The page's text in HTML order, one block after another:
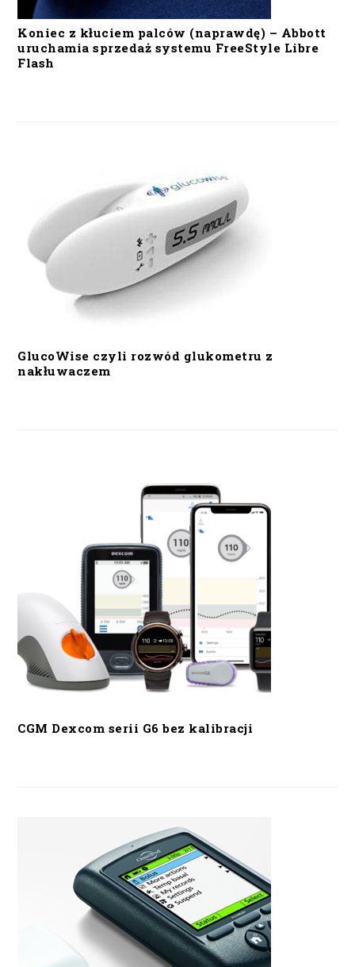
Koniec z kłuciem palców (naprawdę) – Abbott
uruchamia sprzedaż systemu FreeStyle Libre
Flash
GlucoWise czyli rozwód glukometru z
nakłuwaczem
CGM Dexcom serii G6 bez kalibracji